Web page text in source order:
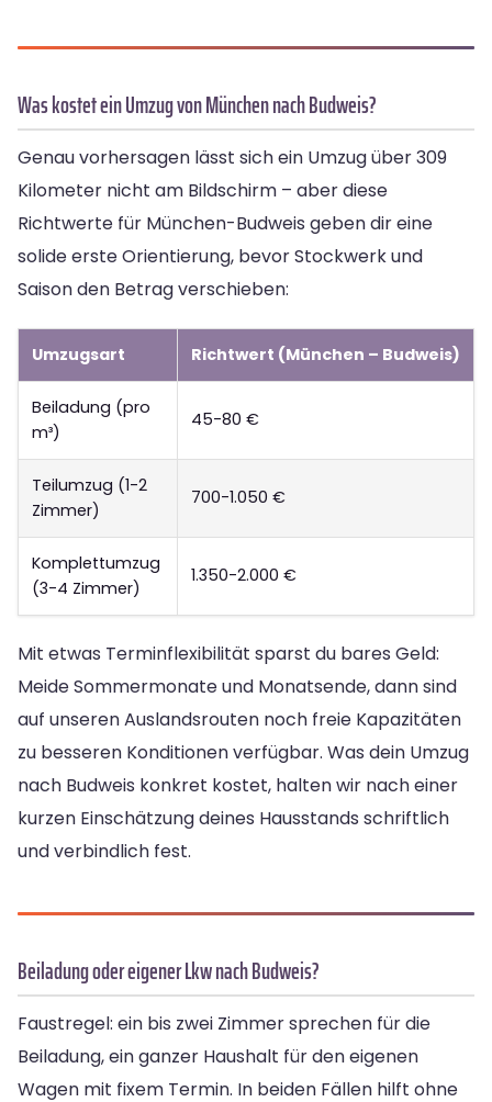
Was kostet ein Umzug von München nach Budweis?
Genau vorhersagen lässt sich ein Umzug über 309
Kilometer nicht am Bildschirm – aber diese
Richtwerte für München-Budweis geben dir eine
solide erste Orientierung, bevor Stockwerk und
Saison den Betrag verschieben:
Umzugsart Richtwert (München – Budweis)
Beiladung (pro
m³)
45-80 €
Teilumzug (1-2
Zimmer)
700-1.050 €
Komplettumzug
(3-4 Zimmer)
1.350-2.000 €
Mit etwas Terminflexibilität sparst du bares Geld:
Meide Sommermonate und Monatsende, dann sind
auf unseren Auslandsrouten noch freie Kapazitäten
zu besseren Konditionen verfügbar. Was dein Umzug
nach Budweis konkret kostet, halten wir nach einer
kurzen Einschätzung deines Hausstands schriftlich
und verbindlich fest.
Beiladung oder eigener Lkw nach Budweis?
Faustregel: ein bis zwei Zimmer sprechen für die
Beiladung, ein ganzer Haushalt für den eigenen
Wagen mit fixem Termin. In beiden Fällen hilft ohne